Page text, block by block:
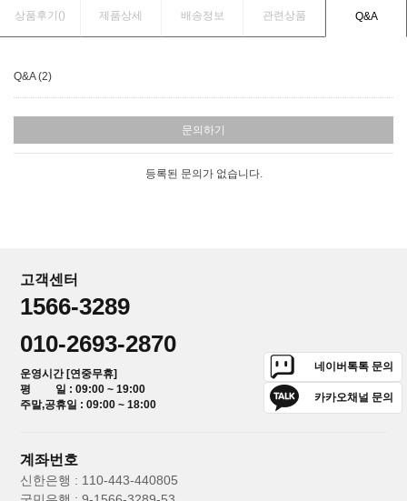
상품후기() 제품상세 배송정보 관련상품 Q&A
Q&A (2)
문의하기
등록된 문의가 없습니다.
고객센터
1566-3289
010-2693-2870
운영시간 [연중무휴]
평 일 : 09:00 ~ 19:00
주말,공휴일 : 09:00 ~ 18:00
네이버톡톡 문의
카카오채널 문의
계좌번호
신한은행 : 110-443-440805